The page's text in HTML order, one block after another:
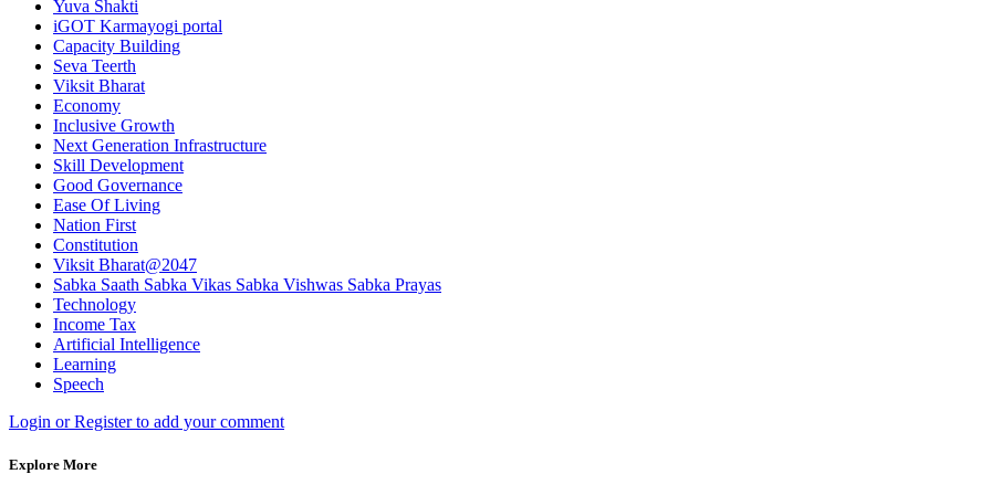
Yuva Shakti
iGOT Karmayogi portal
Capacity Building
Seva Teerth
Viksit Bharat
Economy
Inclusive Growth
Next Generation Infrastructure
Skill Development
Good Governance
Ease Of Living
Nation First
Constitution
Viksit Bharat@2047
Sabka Saath Sabka Vikas Sabka Vishwas Sabka Prayas
Technology
Income Tax
Artificial Intelligence
Learning
Speech
Login or Register to add your comment
Explore More